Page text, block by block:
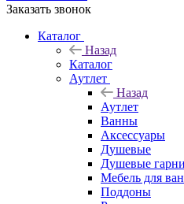
Заказать звонок
Каталог
Назад
Каталог
Аутлет
Назад
Аутлет
Ванны
Аксессуары
Душевые
Душевые
Мебель для
Поддоны